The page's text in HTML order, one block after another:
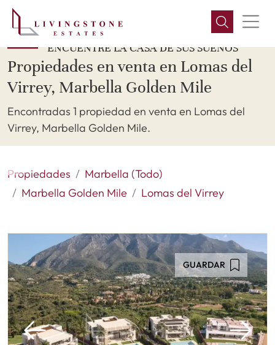
ENCUENTRE LA CASA DE SUS SUEÑOS
Propiedades en venta en Lomas del
Virrey, Marbella Golden Mile
Encontradas 1 propiedad en venta en Lomas del
Virrey, Marbella Golden Mile.
Propiedades
Marbella (Todo)
Marbella Golden Mile
Lomas del Virrey
GUARDAR